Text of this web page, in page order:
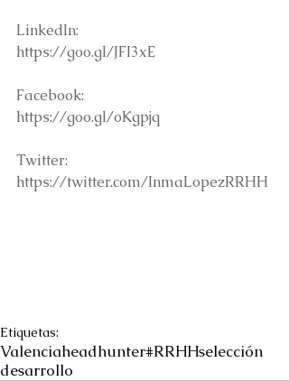
LinkedIn:
https://goo.gl/JFI3xE
Facebook:
https://goo.gl/oKgpjq
Twitter:
https://twitter.com/InmaLopezRRHH
Etiquetas:
Valenciaheadhunter#RRHHselección
desarrollo